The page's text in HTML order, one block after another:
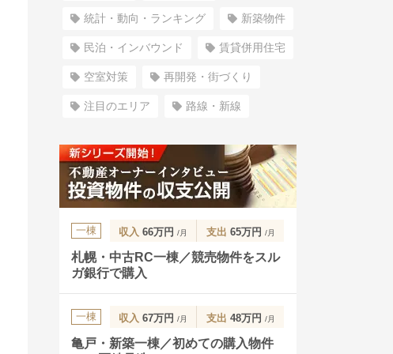
統計・動向・ランキング 新築物件
民泊・インバウンド 賃貸併用住宅
空室対策 再開発・街づくり
注目のエリア 路線・新線
一棟 収入 66万円 /月 支出 65万円 /月
札幌・中古RC一棟／競売物件をスル
ガ銀行で購入
一棟 収入 67万円 /月 支出 48万円 /月
亀戸・新築一棟／初めての購入物件